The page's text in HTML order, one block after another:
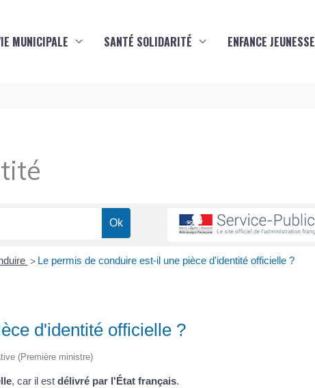
MUNICIPALE SANTÉ SOLIDARITÉ ENFANCE JEUNESSE
> Le permis de conduire est-il une pièce d'identité officielle ?
d'identité officielle ?
(Première ministre)
, car il est délivré par l'État français.